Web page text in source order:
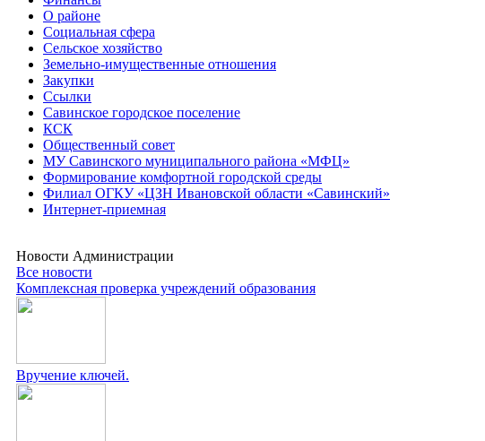
О районе
Социальная сфера
Сельское хозяйство
Земельно-имущественные отношения
Закупки
Ссылки
Савинское городское поселение
КСК
Общественный совет
МУ Савинского муниципального района «МФЦ»
Формирование комфортной городской среды
Филиал ОГКУ «ЦЗН Ивановской области «Савинский»
Интернет-приемная
Новости Администрации
Все новости
Комплексная проверка учреждений образования
Вручение ключей.